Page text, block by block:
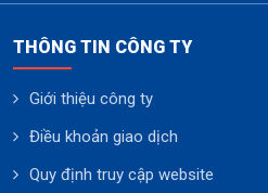
THÔNG TIN CÔNG TY
Giới thiệu công ty
Điều khoản giao dịch
Quy định truy cập website